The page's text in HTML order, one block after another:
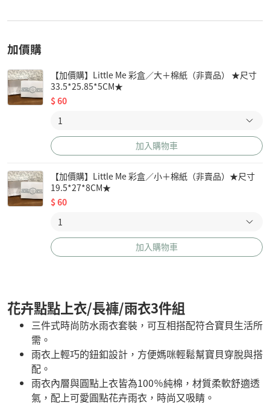
加價購
【加價購】Little Me 彩盒／大＋棉紙（非賣品） ★尺寸
33.5*25.85*5CM★
$60
加入購物車
【加價購】Little Me 彩盒／小＋棉紙（非賣品）★尺寸
19.5*27*8CM★
$60
加入購物車
花卉點點上衣/長褲/雨衣3件組
三件式時尚防水雨衣套裝，可互相搭配符合寶貝生活所
需。
雨衣上輕巧的鈕釦設計，方便媽咪輕鬆幫寶貝穿脫與搭
配。
雨衣內層與圓點上衣皆為100％純棉，材質柔軟舒適透
氣，配上可愛圓點花卉雨衣，時尚又吸睛。